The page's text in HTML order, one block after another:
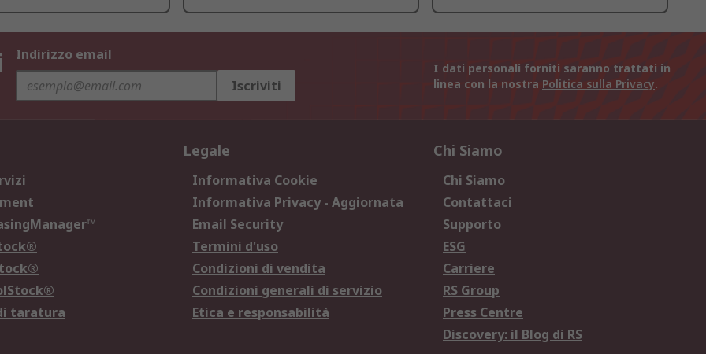
Indirizzo email
Iscriviti
I dati personali forniti saranno trattati in
linea con la nostra Politica sulla Privacy.
taratura
Legale
Informativa Cookie
Informativa Privacy - Aggiornata
Email Security
Termini d'uso
Condizioni di vendita
Condizioni generali di servizio
Etica e responsabilità
Chi Siamo
Chi Siamo
Contattaci
Supporto
ESG
Carriere
RS Group
Press Centre
Discovery: il Blog di RS